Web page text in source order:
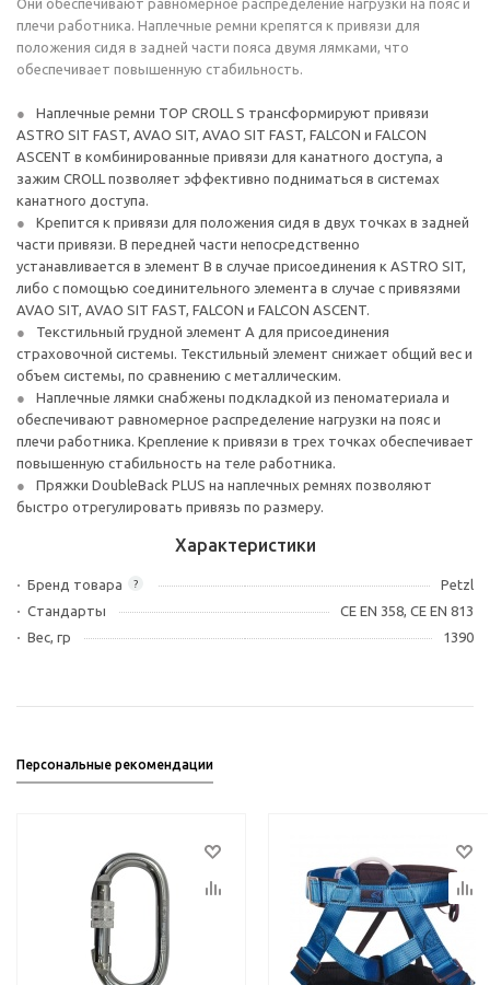
Они обеспечивают равномерное распределение нагрузки на пояс и
плечи работника. Наплечные ремни крепятся к привязи для
положения сидя в задней части пояса двумя лямками, что
обеспечивает повышенную стабильность.
Наплечные ремни TOP CROLL S трансформируют привязи
ASTRO SIT FAST, AVAO SIT, AVAO SIT FAST, FALCON и FALCON
ASCENT в комбинированные привязи для канатного доступа, а
зажим CROLL позволяет эффективно подниматься в системах
канатного доступа.
Крепится к привязи для положения сидя в двух точках в задней
части привязи. В передней части непосредственно
устанавливается в элемент B в случае присоединения к ASTRO SIT,
либо с помощью соединительного элемента в случае с привязями
AVAO SIT, AVAO SIT FAST, FALCON и FALCON ASCENT.
Текстильный грудной элемент А для присоединения
страховочной системы. Текстильный элемент снижает общий вес и
объем системы, по сравнению с металлическим.
Наплечные лямки снабжены подкладкой из пеноматериала и
обеспечивают равномерное распределение нагрузки на пояс и
плечи работника. Крепление к привязи в трех точках обеспечивает
повышенную стабильность на теле работника.
Пряжки DoubleBack PLUS на наплечных ремнях позволяют
быстро отрегулировать привязь по размеру.
Характеристики
?
Бренд товара
Petzl
Стандарты
CE EN 358, CE EN 813
Вес, гр
1390
Персональные рекомендации